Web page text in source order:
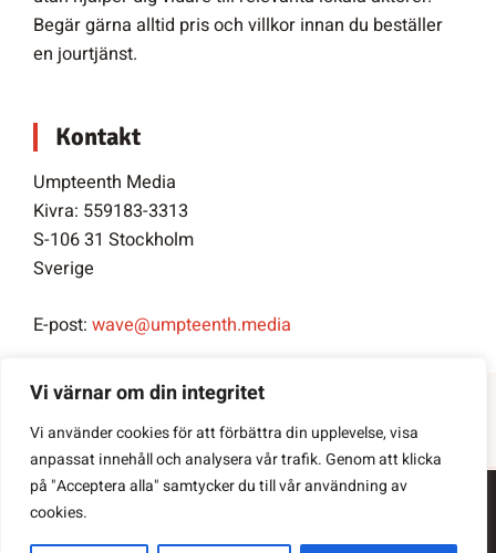
Vi värnar om din integritet
Vi använder cookies för att förbättra din upplevelse, visa
anpassat innehåll och analysera vår trafik. Genom att klicka
på "Acceptera alla" samtycker du till vår användning av
cookies.
Begär gärna alltid pris och villkor innan du beställer
en jourtjänst.
Kontakt
Umpteenth Media
Kivra: 559183-3313
S-106 31 Stockholm
Sverige
E-post: wave@umpteenth.media